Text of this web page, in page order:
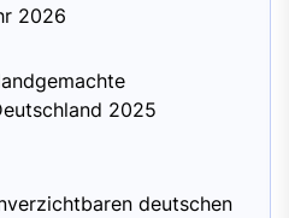
2026
2025
deutschen